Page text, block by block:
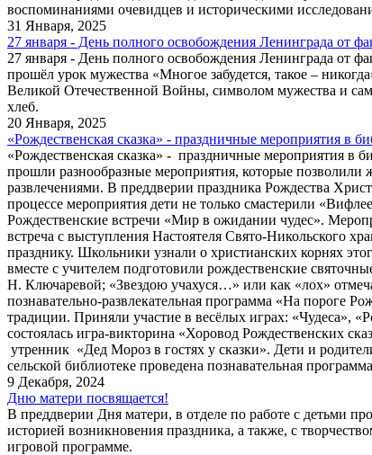
воспоминаниями очевидцев и историческими
31 Января, 2025
27 января - День полного освобождения Ленинграда от
27 января - День полного освобождения Ленинграда от
прошёл урок мужества «Многое забудется, такое –
Великой Отечественной Войны, символом мужества и
хлеб.
20 Января, 2025
«Рождественская сказка» - праздничные мероприятия в
«Рождественская сказка» - праздничные мероприятия в
прошли разнообразные мероприятия, которые позволили
развлечениями. В преддверии праздника Рождества
процессе мероприятия дети не только смастерили
Рождественские встречи «Мир в ожидании чудес».
встреча с выступления Настоятеля Свято-Никольского
празднику. Школьники узнали о христианских корнях
вместе с учителем подготовили рождественские
Н. Ключаревой; «Звездою учахуся…» или как «лох»
познавательно-развлекательная программа «На пороге
традиции. Приняли участие в весёлых играх: «Чудеса»,
состоялась игра-викторина «Хоровод Рождественских
утренник «Дед Мороз в гостях у сказки». Дети и
сельской библиотеке проведена познавательная
9 Декабря, 2024
Дню матери посвящается!
В преддверии Дня матери, в отделе по работе с детьми
историей возникновения праздника, а также, с
игровой программе.